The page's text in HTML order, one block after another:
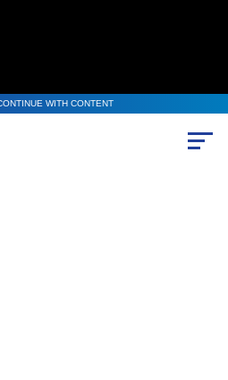
WITH CONTENT